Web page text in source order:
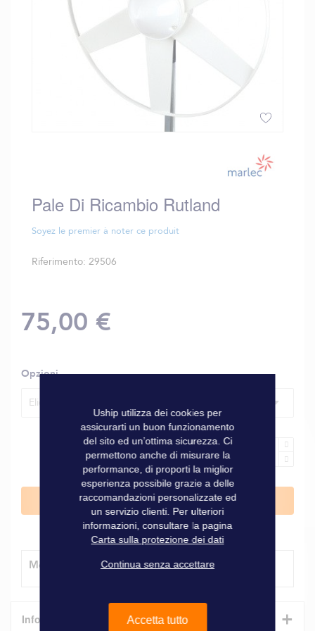
di
immagini
Pale Di Ricambio Rutland
Soyez le premier à noter ce produit
Riferimento 29506
75,00 €
Opzioni
Elica completa per il modello 504
Aggiungi al Carrello
Modalità di consegna
Informazioni tecniche +
Uship utilizza dei cookies per
assicurarti un buon funzionamento
del sito ed un’ottima sicurezza. Ci
permettono anche di misurare la
performance, di proporti la miglior
esperienza possibile grazie a delle
raccomandazioni personalizzate ed
un servizio clienti. Per ulteriori
informazioni, consultare la pagina
Carta sulla protezione dei dati
Continua senza accettare
Accetta tutto